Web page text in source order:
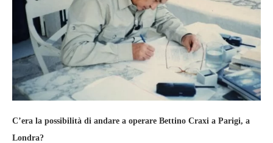
C’era la possibilità di andare a operare Bettino Craxi a Parigi, a
Londra?